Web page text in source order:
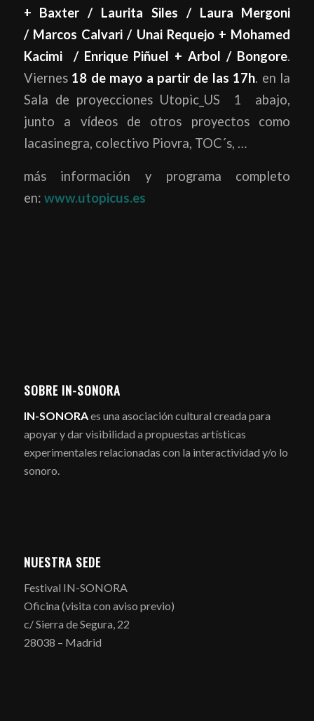
+ Baxter / Laurita Siles / Laura Mergoni
/ Marcos Calvari / Unai Requejo + Mohamed
Kacimi / Enrique Piñuel + Arbol / Bongore.
Viernes 18 de mayo a partir de las 17h. en la
Sala de proyecciones Utopic_US 1 abajo,
junto a vídeos de otros proyectos como
lacasinegra, colectivo Piovra, TOC´s, …
más información y programa completo
en: www.utopicus.es
SOBRE IN-SONORA
IN-SONORAes una asociación cultural creada para
apoyar y dar visibilidad a propuestas artísticas
experimentales relacionadas con la interactividad y/o lo
sonoro.
NUESTRA SEDE
Festival IN-SONORA
Oficina (visita con aviso previo)
c/ Sierra de Segura, 22
28038 – Madrid